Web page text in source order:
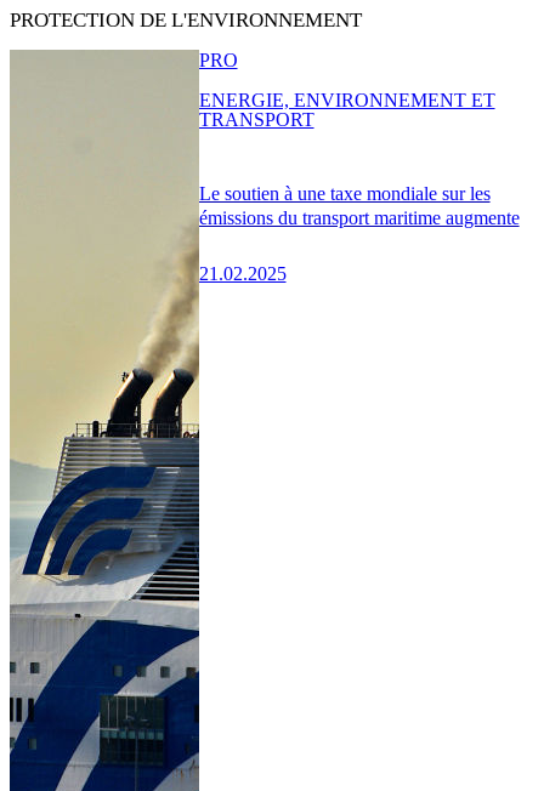
PROTECTION DE L'ENVIRONNEMENT
Le soutien à une taxe mondiale sur les
émissions du transport maritime augmente
21.02.2025
PRO
ENERGIE, ENVIRONNEMENT ET
TRANSPORT